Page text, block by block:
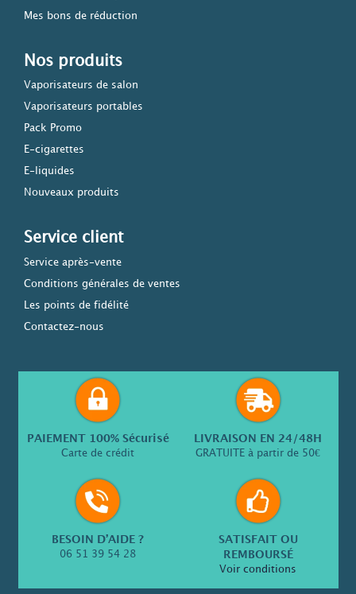
Mes bons de réduction
Nos produits
Vaporisateurs de salon
Vaporisateurs portables
Pack Promo
E-cigarettes
E-liquides
Nouveaux produits
Service client
Service après-vente
Conditions générales de ventes
Les points de fidélité
Contactez-nous
PAIEMENT 100% Sécurisé
Carte de crédit
LIVRAISON EN 24/48H
GRATUITE à partir de 50€
BESOIN D’AIDE ?
06 51 39 54 28
SATISFAIT OU
REMBOURSÉ
Voir conditions